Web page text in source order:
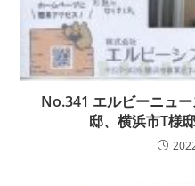
No.341 エルビーニュ
邸、横浜市T様